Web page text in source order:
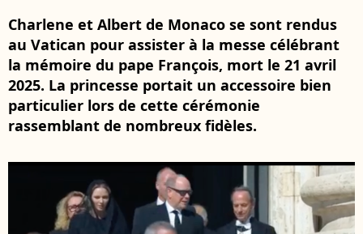
Charlene et Albert de Monaco se sont rendus
au Vatican pour assister à la messe célébrant
la mémoire du pape François, mort le 21 avril
2025. La princesse portait un accessoire bien
particulier lors de cette cérémonie
rassemblant de nombreux fidèles.